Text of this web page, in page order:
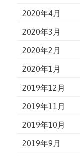
2020年4月
2020年3月
2020年2月
2020年1月
2019年12月
2019年11月
2019年10月
2019年9月